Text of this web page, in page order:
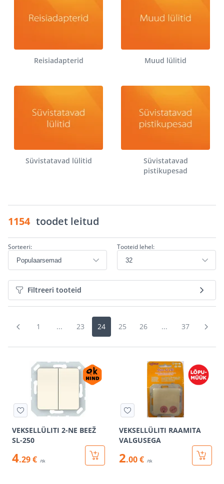
Reisiadapterid Muud lülitid
Süvistatavad lülitid
Süvistatavad
pistikupesad
1154 toodet leitud
Sorteeri: Tooteid lehel:
Filtreeri tooteid
1 ... 23 24 25 26 ... 37
VEKSELLÜLITI 2-NE BEEŽ
SL-250
4.29 € /tk
VEKSELLÜLITI RAAMITA
VALGUSEGA
2.00 € /tk